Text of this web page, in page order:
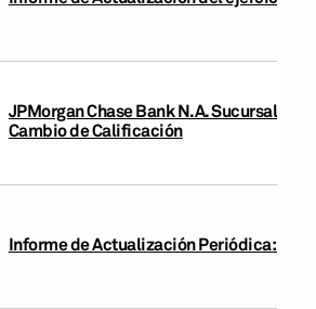
JPMorgan Chase Bank N.A. Sucursal
Cambio de Calificación
Informe de Actualización Periódica: